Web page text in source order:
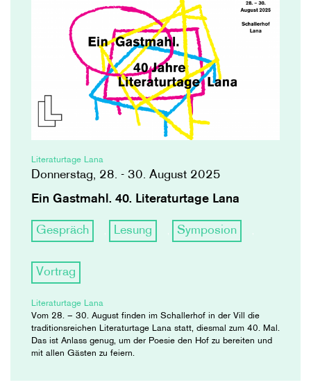
Literaturtage Lana
Donnerstag, 28. - 30. August 2025
Ein Gastmahl. 40. Literaturtage Lana
Gespräch Lesung Symposion
Vortrag
Literaturtage Lana
Vom 28. – 30. August finden im Schallerhof in der Vill die
traditionsreichen Literaturtage Lana statt, diesmal zum 40. Mal.
Das ist Anlass genug, um der Poesie den Hof zu bereiten und
mit allen Gästen zu feiern.